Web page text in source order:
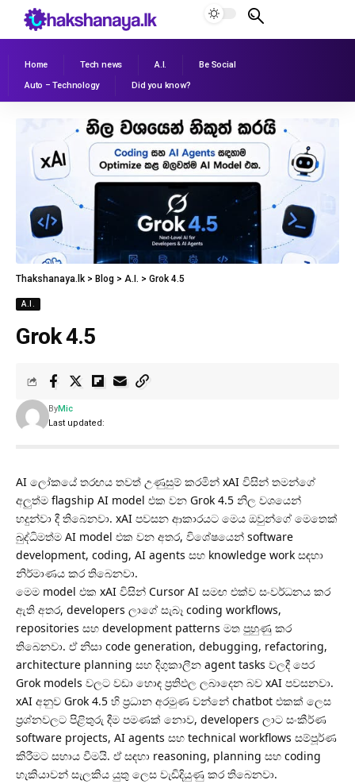
Home Tech news A.I.
Be Social
Auto – Technology
Did you know?
Thakshanaya.lk > Blog > A.I. > Grok 4.5
A.I.
Grok 4.5
Last updated:
ByMic
AI ලෝකයේ තරඟය තවත් උණුසුම් කරමින් xAI විසින් තමන්ගේ
අලුත්ම flagship AI model එක වන Grok 4.5 නිල වශයෙන්
හදුන්වා දී තිබෙනවා. xAI පවසන ආකාරයට මෙය ඔවුන්ගේ මෙතෙක්
බුද්ධිමත්ම AI model එක වන අතර, විශේෂයෙන් software
development, coding, AI agents සහ knowledge work සඳහා
නිර්මාණය කර තිබෙනවා.
මෙම model එක xAI විසින් Cursor AI සමඟ එක්ව සංවර්ධනය කර
ඇති අතර, developers ලාගේ සැබෑ coding workflows,
repositories සහ development patterns මත පුහුණු කර
තිබෙනවා. ඒ නිසා code generation, debugging, refactoring,
architecture planning සහ දිගුකාලීන agent tasks වලදී පෙර
Grok models වලට වඩා හොඳ ප්‍රතිඵල ලබාදෙන බව xAI පවසනවා.
xAI අනුව Grok 4.5 හි ප්‍රධාන අරමුණ වන්නේ chatbot එකක් ලෙස
ප්‍රශ්නවලට පිළිතුරු දීම පමණක් නොව, developers ලාට සංකීර්ණ
software projects, AI agents සහ technical workflows සම්පූර්ණ
කිරීමට සහාය වීමයි. ඒ සඳහා reasoning, planning සහ coding
හැකියාවන් සැලකිය යුතු ලෙස වැඩිදියුණු කර තිබෙනවා.